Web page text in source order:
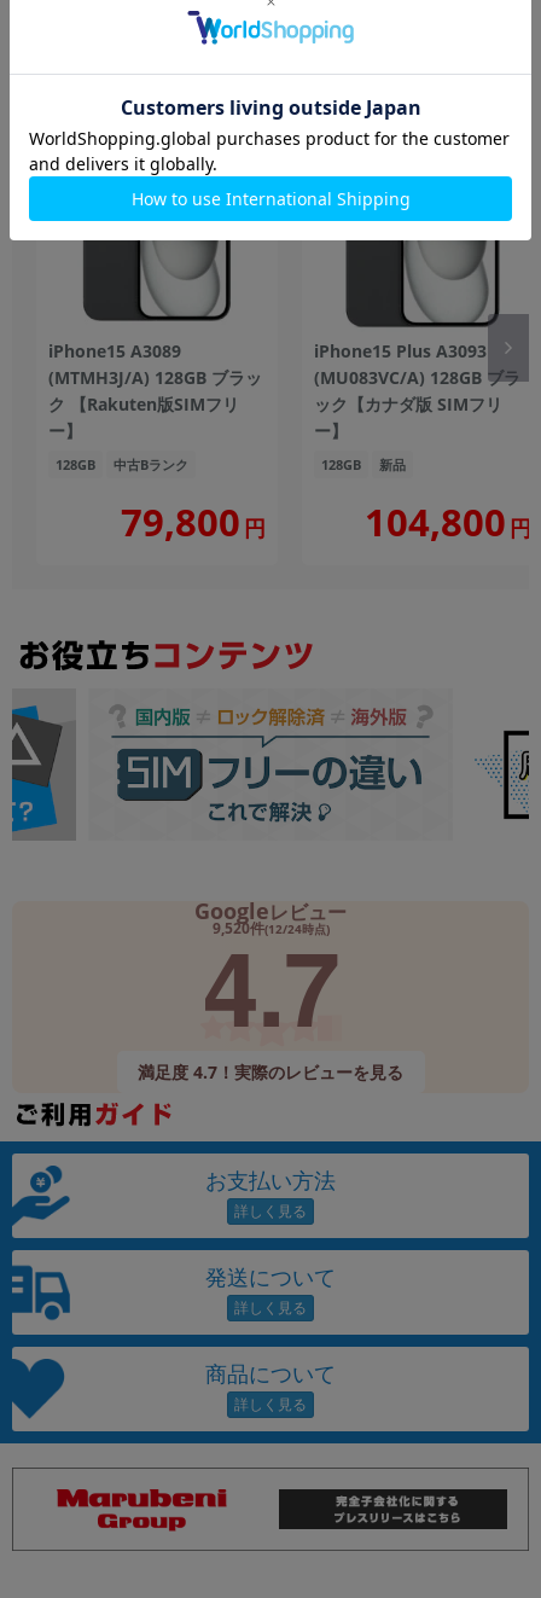
iPhone15 A3089
(MTMH3J/A) 128GB ブラッ
ク 【Rakuten版SIMフリ
ー】
128GB 中古Bランク
79,800 円
iPhone15 Plus A3093
(MU083VC/A) 128GB ブラ
ック【カナダ版 SIMフリ
ー】
128GB 新品
104,800 円
Googleレビュー
9,520件(12/24時点)
4.7
満足度 4.7！実際のレビューを見る
お支払い方法
発送について
商品について